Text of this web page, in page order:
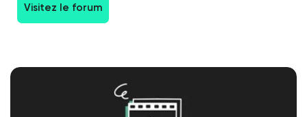
Visitez le forum